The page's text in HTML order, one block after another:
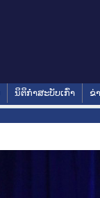
ນິຕິກໍາສະບັບເກົ່າ ຂ່